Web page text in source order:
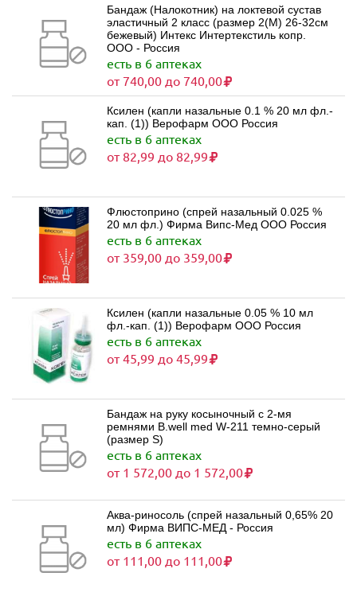
Бандаж (Налокотник) на локтевой сустав
эластичный 2 класс (размер 2(M) 26-32см
бежевый) Интекс Интертекстиль копр.
ООО - Россия
есть в 6 аптеках
от 740,00 до 740,00
Ксилен (капли назальные 0.1 % 20 мл фл.-
кап. (1)) Верофарм ООО Россия
есть в 6 аптеках
от 82,99 до 82,99
Флюстоприно (спрей назальный 0.025 %
20 мл фл.) Фирма Випс-Мед ООО Россия
есть в 6 аптеках
от 359,00 до 359,00
Ксилен (капли назальные 0.05 % 10 мл
фл.-кап. (1)) Верофарм ООО Россия
есть в 6 аптеках
от 45,99 до 45,99
Бандаж на руку косыночный с 2-мя
ремнями B.well med W-211 темно-серый
(размер S)
есть в 6 аптеках
от 1 572,00 до 1 572,00
Аква-риносоль (спрей назальный 0,65% 20
мл) Фирма ВИПС-МЕД - Россия
есть в 6 аптеках
от 111,00 до 111,00